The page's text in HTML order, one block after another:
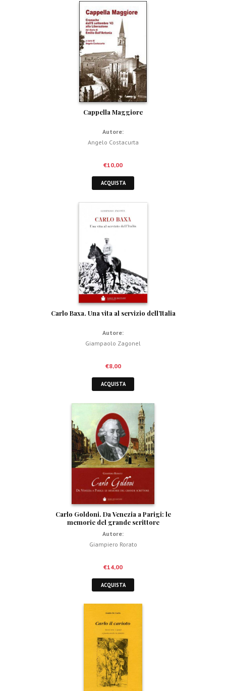
Cappella Maggiore
Autore:
Angelo Costacurta
€10,00
ACQUISTA
Carlo Baxa. Una vita al servizio dell’Italia
Autore:
Giampaolo Zagonel
€8,00
ACQUISTA
Carlo Goldoni. Da Venezia a Parigi: le
memorie del grande scrittore
Autore:
Giampiero Rorato
€14,00
ACQUISTA